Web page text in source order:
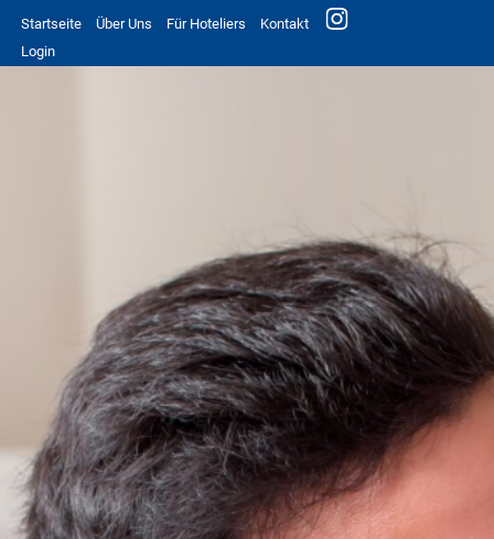
Startseite Über Uns Für Hoteliers
Kontakt
Login